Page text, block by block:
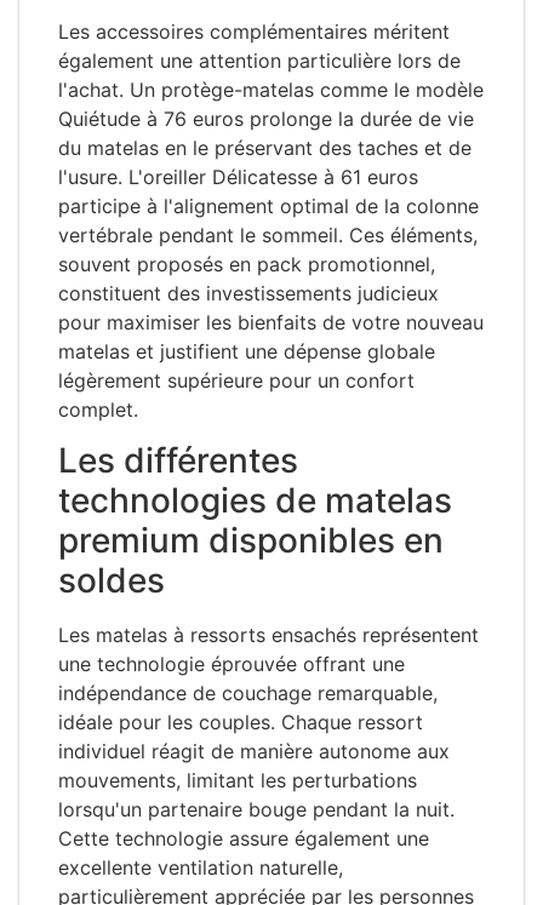
Les accessoires complémentaires méritent
également une attention particulière lors de
l'achat. Un protège-matelas comme le modèle
Quiétude à 76 euros prolonge la durée de vie
du matelas en le préservant des taches et de
l'usure. L'oreiller Délicatesse à 61 euros
participe à l'alignement optimal de la colonne
vertébrale pendant le sommeil. Ces éléments,
souvent proposés en pack promotionnel,
constituent des investissements judicieux
pour maximiser les bienfaits de votre nouveau
matelas et justifient une dépense globale
légèrement supérieure pour un confort
complet.
Les différentes
technologies de matelas
premium disponibles en
soldes
Les matelas à ressorts ensachés représentent
une technologie éprouvée offrant une
indépendance de couchage remarquable,
idéale pour les couples. Chaque ressort
individuel réagit de manière autonome aux
mouvements, limitant les perturbations
lorsqu'un partenaire bouge pendant la nuit.
Cette technologie assure également une
excellente ventilation naturelle,
particulièrement appréciée par les personnes